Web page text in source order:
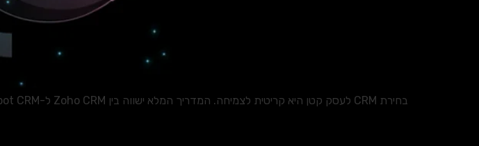
בחירת CRM לעסק קטן היא קריטית לצמיחה. המדריך המלא ישווה בין Zoho CRM ל-HubSpot CRM, יפרט מתי כל אחד מתאים, ויספק טיפים להטמעה נכונה וחיסכון בעלויות.